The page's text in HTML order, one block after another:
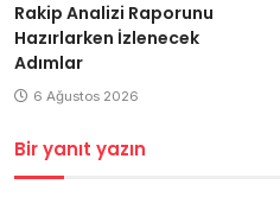
Rakip Analizi Raporunu
Hazırlarken İzlenecek
Adımlar
6 Ağustos 2026
Bir yanıt yazın